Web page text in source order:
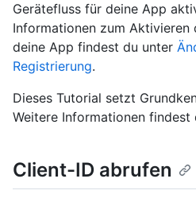
Gerätefluss für deine App
Informationen zum Aktivieren
deine App findest du unter
Registrierung.
Dieses Tutorial setzt
Weitere Informationen findest
Client-ID abrufen